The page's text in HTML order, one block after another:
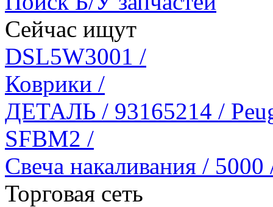
Сейчас ищут
DSL5W3001 /
Коврики /
ДЕТАЛЬ / 93165214 /
SFBM2 /
Свеча накаливания /
Торговая сеть